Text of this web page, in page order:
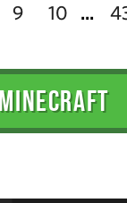
9 10 ...